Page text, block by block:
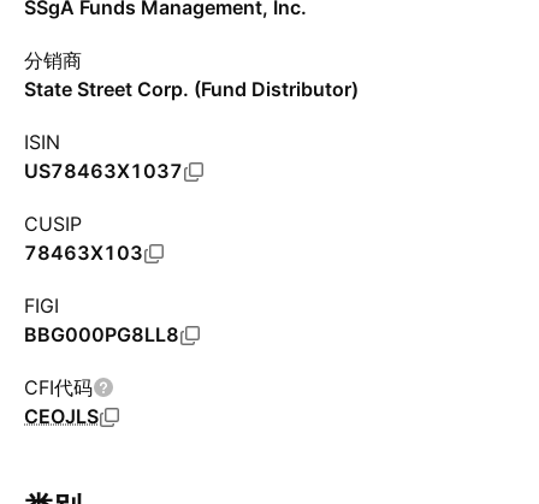
SSgA Funds Management, Inc.
分销商
State Street Corp. (Fund Distributor)
ISIN
US78463X1037
CUSIP
78463X103
FIGI
BBG000PG8LL8
CFI代码
CEOJLS